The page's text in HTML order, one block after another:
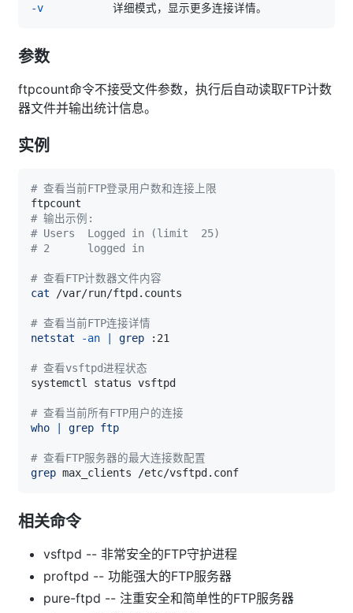
-v
参数
ftpcount命令不接受文件参数，执行后自动读取FTP计数
器文件并输出统计信息。
实例
# 查看当前FTP登录用户数和连接上限
# 输出示例:
# Users  Logged in (limit  25)
# 2      logged in
# 查看FTP计数器文件内容
cat
# 查看当前FTP连接详情
netstat
-an grep
# 查看vsftpd进程状态
# 查看当前所有FTP用户的连接
who
grep ftp
# 查看FTP服务器的最大连接数配置
grep
相关命令
vsftpd -- 非常安全的FTP守护进程
proftpd -- 功能强大的FTP服务器
pure-ftpd -- 注重安全和简单性的FTP服务器